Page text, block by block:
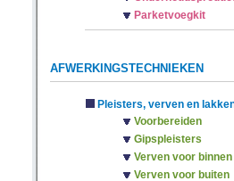
Parketvoegkit
AFWERKINGSTECHNIEKEN
Pleisters, verven en
Voorbereiden
Gipspleisters
Verven voor binnen
Verven voor buiten